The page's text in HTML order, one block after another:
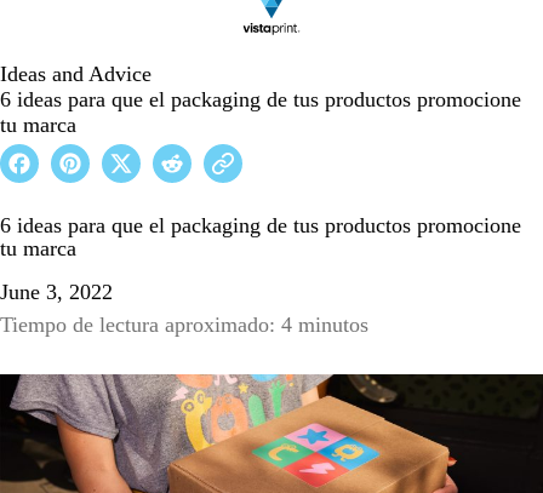
Ideas and Advice
6 ideas para que el packaging de tus productos promocione
tu marca
6 ideas para que el packaging de tus productos promocione
tu marca
June 3, 2022
Tiempo de lectura aproximado: 4 minutos